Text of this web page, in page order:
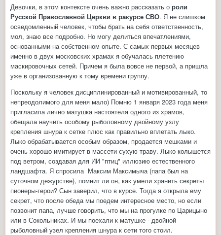
Девочки, в этом контексте очень важно рассказать о роли
Русской Православной Церкви в ракурсе СВО. Я не слишком
осведомленный человек, чтобы брать на себя ответственность,
мол, знаю все подробно. Но могу делиться впечатлениями,
основанными на собственном опыте. С самых первых месяцев
именно в двух московских храмах я обучалась плетению
маскировочных сетей. Причем я была вовсе не первой, а пришла
уже в организованную к тому времени группу.
Поскольку я человек дисциплинированный и мотивированный, то
непреодолимого для меня мало) Помню 1 января 2023 года меня
пригласила лично матушка настоятеля одного из храмов,
обещала научить особому рыболовному двойному узлу
крепления шнура к сетке плюс как правильно вплетать лыко.
Лыко обрабатывается особым образом, продается мешками и
очень хорошо имитирует в массети сухую траву. Лыко колышется
под ветром, создавая для ИИ "птиц" иллюзию естественного
ландшафта. Я спросила Максим Максимыча (папа был на
суточном дежурстве), помнит ли он, как умели хранить секреты
пионеры-герои? Сын заверил, что в курсе. Тогда я открыла ему
секрет, что после обеда мы поедем интересное место, но если
позвонит папа, лучше говорить, что мы на прогулке по Царицыно
или в Сокольниках. И мы поехали к матушке - двойной
рыболовный узел крепления шнура к сети того стоил.